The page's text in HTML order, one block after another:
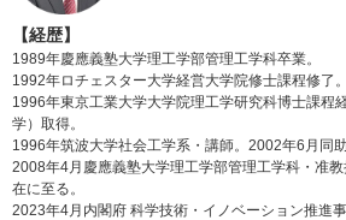
【経歴】
1989年慶應義塾大学理工学部管理工学科卒業。
1992年ロチェスター大学経営大学院修士課程修了。
1996年東京工業大学大学院理工学研究科博士課程
学）取得。
1996年筑波大学社会工学系・講師。2002年6月同助
2008年4月慶應義塾大学理工学部管理工学科・准
在に至る。
2023年4月内閣府 科学技術・イノベーション推進